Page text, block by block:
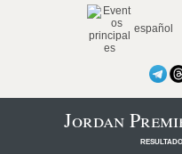
español
Jordan